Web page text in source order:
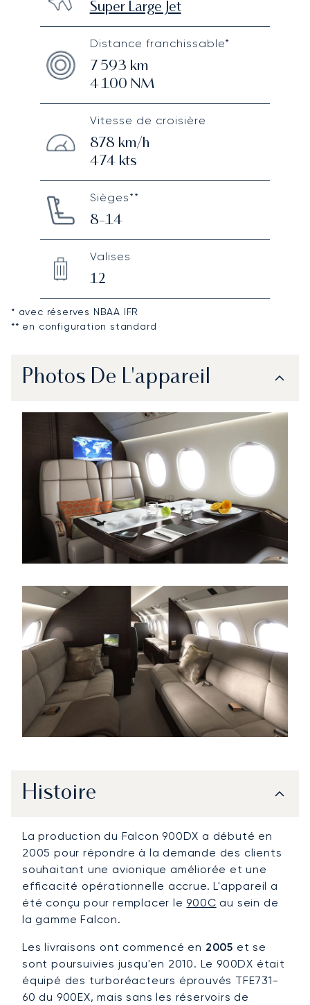
Super Large Jet
Distance franchissable*
7 593 km
4 100 NM
Vitesse de croisière
878 km/h
474kts
Sièges**
8-14
Valises
12
* avec réserves NBAA IFR
** en configuration standard
Photos De L'appareil
Histoire
La production du Falcon 900DX a débuté en
2005 pour répondre à la demande des clients
souhaitant une avionique améliorée et une
efficacité opérationnelle accrue. L'appareil a
été conçu pour remplacer le 900C au sein de
la gamme Falcon.
Les livraisons ont commencé en 2005 et se
sont poursuivies jusqu'en 2010. Le 900DX était
équipé des turboréacteurs éprouvés TFE731-
60 du 900EX, mais sans les réservoirs de